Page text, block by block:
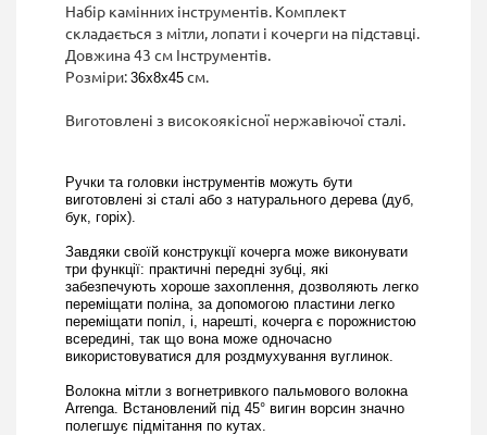
Набір камінних інструментів. Комплект
складається з мітли, лопати і кочерги на підставці.
Довжина 43 см Інструментів.
Розміри: 36х8х45 см.
Виготовлені з високоякісної нержавіючої сталі.
Ручки та головки інструментів можуть бути
виготовлені зі сталі або з натурального дерева (дуб,
бук, горіх).
Завдяки своїй конструкції кочерга може виконувати
три функції: практичні передні зубці, які
забезпечують хороше захоплення, дозволяють легко
переміщати поліна, за допомогою пластини легко
переміщати попіл, і, нарешті, кочерга є порожнистою
всередині, так що вона може одночасно
використовуватися для роздмухування вуглинок.
Волокна мітли з вогнетривкого пальмового волокна
Arrenga. Встановлений під 45° вигин ворсин значно
полегшує підмітання по кутах.